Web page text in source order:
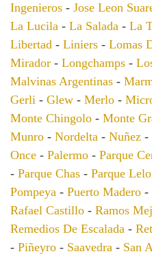
Ingenieros - Jose Leon
La Lucila - La Salada - La
Libertad - Liniers - Lomas
Mirador - Longchamps -
Malvinas Argentinas -
Gerli - Glew - Merlo -
Monte Chingolo - Monte
Munro - Nordelta - Nuñez -
Once - Palermo - Parque
- Parque Chas - Parque
Pompeya - Puerto Madero -
Rafael Castillo - Ramos
Remedios De Escalada -
- Piñeyro - Saavedra - San